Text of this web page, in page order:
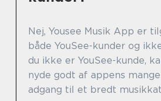
Nej, Yousee Musik App er
både YouSee-kunder og
du ikke er YouSee-kunde,
nyde godt af appens
adgang til et bredt